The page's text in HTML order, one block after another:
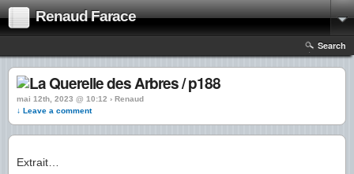
Renaud Farace
Search
mai 12th, 2023 @ 10:12 › Renaud
↓ Leave a comment
Extrait…